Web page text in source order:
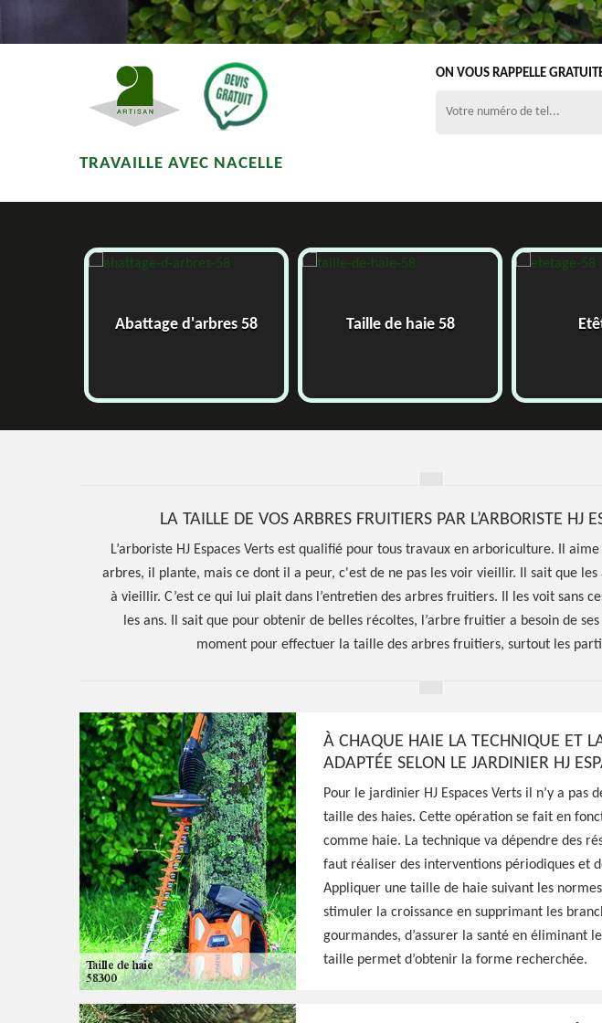
Hoerter Joseph Elagage 58
Entreprise taille de haie
Champvert 58300
Excellent jardinier à Champvert 58300, HJ Espaces Verts peut réaliser
une taille de formation, d'entretien, ou de fructification pour vos
haies, prestation de qualité et main-d'oeuvre pas cher
TRAVAILLE AVEC NACELLE
ON VOUS RAPPELLE
Abattage d'arbres 58 Taille de haie 58
LA TAILLE DE VOS ARBRES FRUITIERS PAR L’ARBORISTE HJ
L’arboriste HJ Espaces Verts est qualifié pour tous travaux en arboriculture. Il aime
arbres, il plante, mais ce dont il a peur, c'est de ne pas les voir vieillir. Il sait que
à vieillir. C’est ce qui lui plait dans l’entretien des arbres fruitiers. Il les voit sans
les ans. Il sait que pour obtenir de belles récoltes, l’arbre fruitier a besoin de
moment pour effectuer la taille des arbres fruitiers, surtout les
À CHAQUE HAIE LA TECHNIQUE ET
ADAPTÉE SELON LE JARDINIER HJ
Pour le jardinier HJ Espaces Verts il n’y a pas
taille des haies. Cette opération se fait en
comme haie. La technique va dépendre des
faut réaliser des interventions périodiques et
Appliquer une taille de haie suivant les
stimuler la croissance en supprimant les
gourmandes, d’assurer la santé en éliminant
taille permet d’obtenir la forme recherchée.